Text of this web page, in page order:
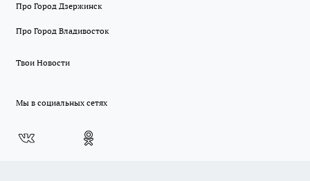
Про Город Дзержинск
Про Город Владивосток
Твои Новости
Мы в социальных сетях